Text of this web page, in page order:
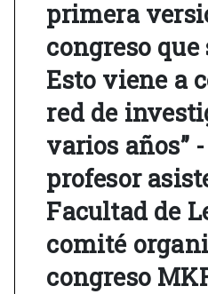
primera
congreso que
Esto viene a
red de
varios años”
profesor
Facultad de
comité
congreso